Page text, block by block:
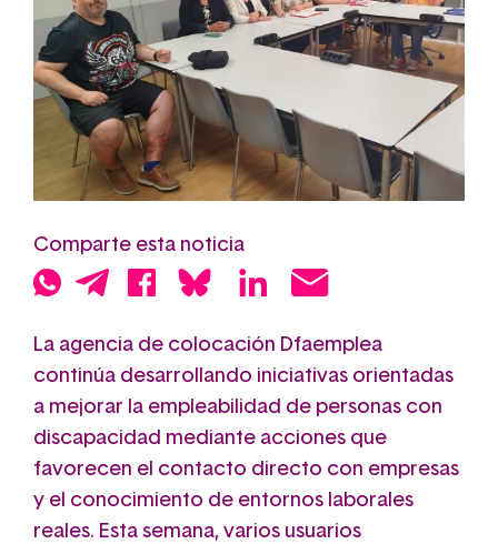
Comparte esta noticia
La agencia de colocación Dfaemplea
continúa desarrollando iniciativas orientadas
a mejorar la empleabilidad de personas con
discapacidad mediante acciones que
favorecen el contacto directo con empresas
y el conocimiento de entornos laborales
reales. Esta semana, varios usuarios